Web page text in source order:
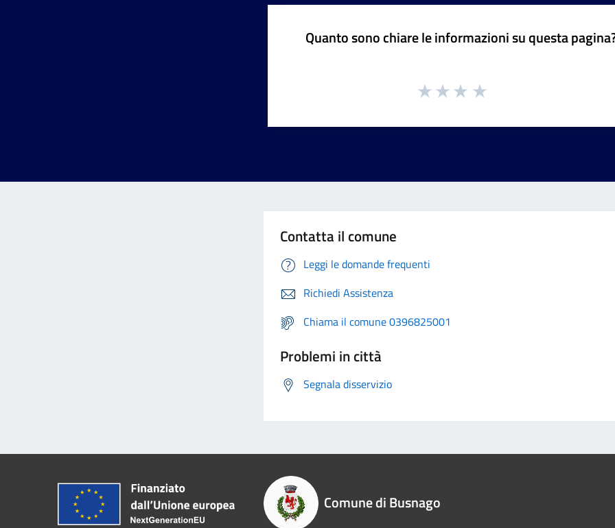
Quanto sono chiare le informazioni su questa
Contatta il comune
Leggi le domande frequenti
Richiedi Assistenza
Chiama il comune 0396825001
Problemi in città
Segnala disservizio
Comune di Busnago